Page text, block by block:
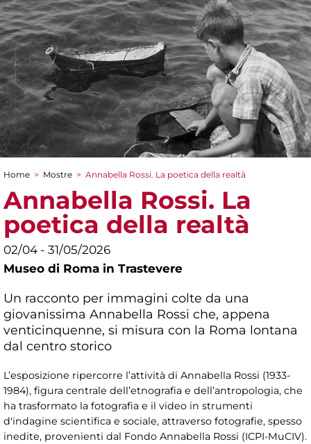
Tu sei qui
Home > Mostre > Annabella Rossi. La poetica della realtà
Annabella Rossi. La
poetica della realtà
02/04 - 31/05/2026
Museo di Roma in Trastevere
Un racconto per immagini colte da una
giovanissima Annabella Rossi che, appena
venticinquenne, si misura con la Roma lontana
dal centro storico
L’esposizione ripercorre l’attività di Annabella Rossi (1933-
1984), figura centrale dell’etnografia e dell’antropologia, che
ha trasformato la fotografia e il video in strumenti
d'indagine scientifica e sociale, attraverso fotografie, spesso
inedite, provenienti dal Fondo Annabella Rossi (ICPI-MuCIV).